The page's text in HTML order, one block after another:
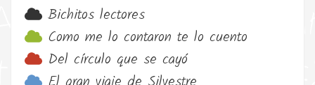
Bichitos lectores
Como me lo contaron te lo cuento
Del círculo que se cayó